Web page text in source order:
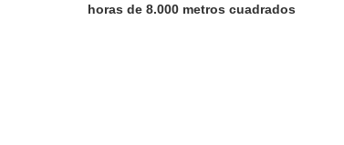
horas de 8.000 metros cuadrados